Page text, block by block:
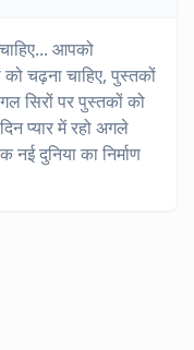
आपको
चढ़ना चाहिए, पुस्तकों
सिरों पर पुस्तकों को
प्यार में रहो अगले
दुनिया का निर्माण